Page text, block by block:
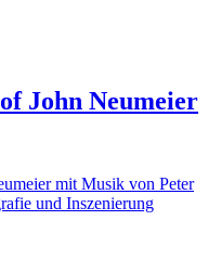
John Neumeier
mit Musik von Peter
und Inszenierung